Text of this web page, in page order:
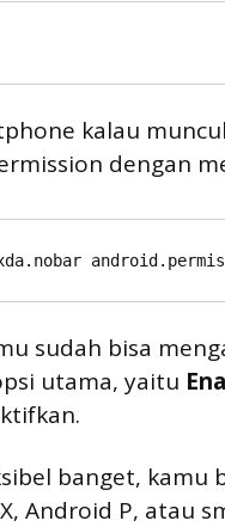
kalau
dengan
sudah bisa
utama, yaitu
banget, kamu
Android P, atau